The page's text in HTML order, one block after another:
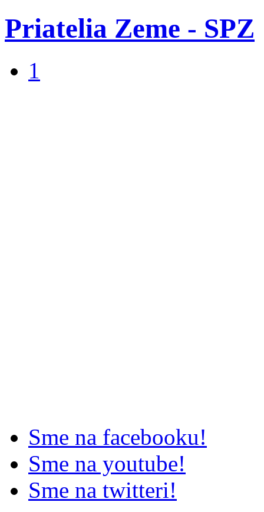
Priatelia Zeme - SPZ
1
Sme na facebooku!
Sme na youtube!
Sme na twitteri!